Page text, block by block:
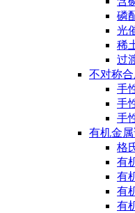
磷
光
稀
过
不对称
手
手
手
有机金属
格
有
有
有
有